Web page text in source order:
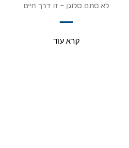
לא סתם סלוגן - זו דרך חיים
קרא עוד